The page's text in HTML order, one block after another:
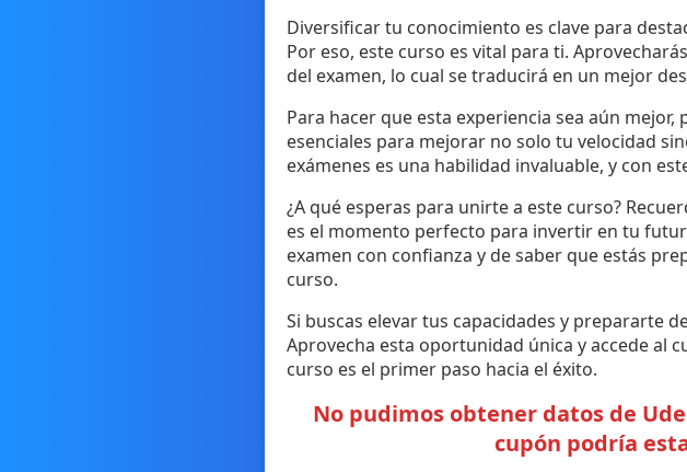
Diversificar tu conocimiento es clave para
Por eso, este curso es vital para ti.
del examen, lo cual se traducirá en un mejor
Para hacer que esta experiencia sea aún
esenciales para mejorar no solo tu velocidad
exámenes es una habilidad invaluable, y con
¿A qué esperas para unirte a este curso?
es el momento perfecto para invertir en tu
examen con confianza y de saber que estás
curso.
Si buscas elevar tus capacidades y prepararte
Aprovecha esta oportunidad única y accede al
curso es el primer paso hacia el éxito.
No pudimos obtener datos de
cupón podría